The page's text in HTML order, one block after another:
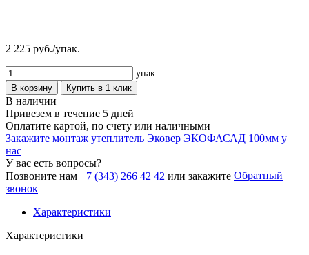
2 225 руб./упак.
упак.
В корзину
Купить в 1 клик
В наличии
Привезем в течение 5 дней
Оплатите картой, по счету или наличными
Закажите монтаж утеплитель Эковер ЭКОФАСАД 100мм у
нас
У вас есть вопросы?
Позвоните нам +7 (343) 266 42 42 или закажите Обратный
звонок
Характеристики
Характеристики